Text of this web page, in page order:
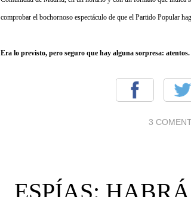
comprobar el bochornoso espectáculo de que el Partido Popular
Era lo previsto, pero seguro que hay alguna sorpresa: atentos.
3
ESPÍAS: